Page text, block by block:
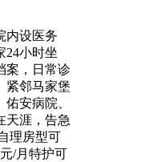
设医务
24小时坐
案，日常诊
紧邻马家堡
安病院、
天涯，告急
理房型可
/月特护可